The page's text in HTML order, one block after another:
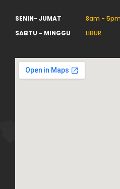
SENIN- JUMAT
8am - 5pm
SABTU - MINGGU
LIBUR